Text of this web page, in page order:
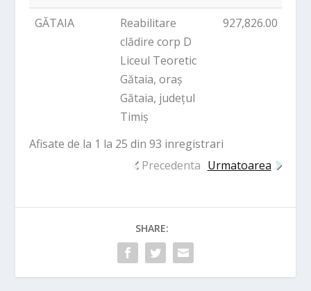
GĂTAIA
Reabilitare
clădire corp D
Liceul Teoretic
Gătaia, oraș
Gătaia, județul
Timiș
927,826.00
Afisate de la 1 la 25 din 93 inregistrari
Precedenta Urmatoarea
SHARE: